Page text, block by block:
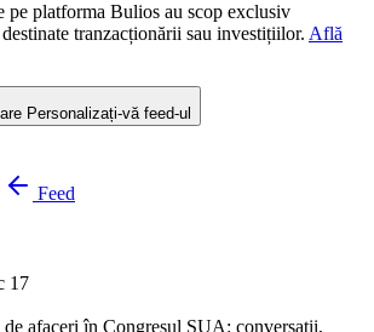
pe platforma Bulios au scop exclusiv
tranzacționării sau investițiilor. Află
Personalizați-vă feed-ul
Feed
17
afaceri în Congresul SUA: conversații,